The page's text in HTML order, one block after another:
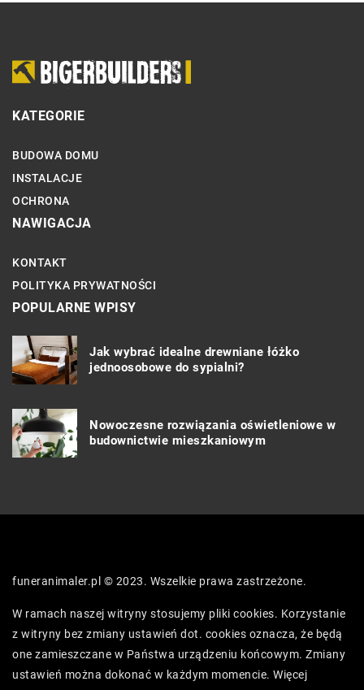
KATEGORIE
BUDOWA DOMU
INSTALACJE
OCHRONA
NAWIGACJA
KONTAKT
POLITYKA PRYWATNOŚCI
POPULARNE WPISY
Jak wybrać idealne drewniane łóżko
jednoosobowe do sypialni?
Nowoczesne rozwiązania oświetleniowe w
budownictwie mieszkaniowym
funeranimaler.pl © 2023. Wszelkie prawa zastrzeżone.
W ramach naszej witryny stosujemy pliki cookies. Korzystanie
z witryny bez zmiany ustawień dot. cookies oznacza, że będą
one zamieszczane w Państwa urządzeniu końcowym. Zmiany
ustawień można dokonać w każdym momencie. Więcej